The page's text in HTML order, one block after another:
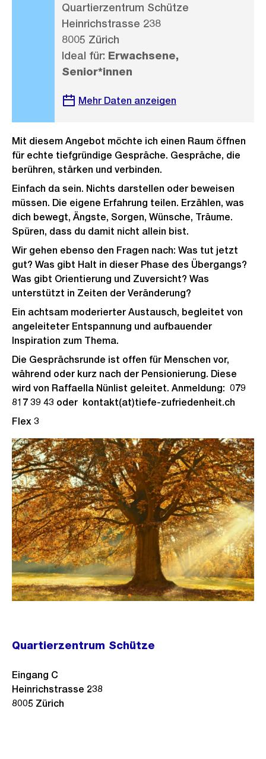
Quartierzentrum Schütze
Heinrichstrasse 238
8005 Zürich
Ideal für: Erwachsene,
Senior*innen
Mehr Daten anzeigen
Mit diesem Angebot möchte ich einen Raum öffnen
für echte tiefgründige Gespräche. Gespräche, die
berühren, stärken und verbinden.
Einfach da sein. Nichts darstellen oder beweisen
müssen. Die eigene Erfahrung teilen. Erzählen, was
dich bewegt, Ängste, Sorgen, Wünsche, Träume.
Spüren, dass du damit nicht allein bist.
Wir gehen ebenso den Fragen nach: Was tut jetzt
gut? Was gibt Halt in dieser Phase des Übergangs?
Was gibt Orientierung und Zuversicht? Was
unterstützt in Zeiten der Veränderung?
Ein achtsam moderierter Austausch, begleitet von
angeleiteter Entspannung und aufbauender
Inspiration zum Thema.
Die Gesprächsrunde ist offen für Menschen vor,
während oder kurz nach der Pensionierung. Diese
wird von Raffaella Nünlist geleitet. Anmeldung: 079
817 39 43 oder kontakt(at)tiefe-zufriedenheit.ch
Flex 3
Quartierzentrum Schütze
Eingang C
Heinrichstrasse 238
8005 Zürich